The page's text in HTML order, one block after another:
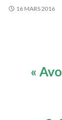
16 MARS 2016
«